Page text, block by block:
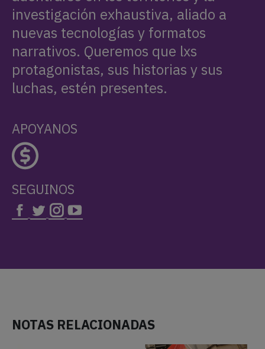
investigación exhaustiva, aliado a
nuevas tecnologías y formatos
narrativos. Queremos que lxs
protagonistas, sus historias y sus
luchas, estén presentes.
APOYANOS
SEGUINOS
NOTAS RELACIONADAS